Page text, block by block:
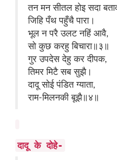
तन मन सीतल होइ सदा
जिहि पँथ पहुँचै पारा।
भूल न परै उलट नहिं आवै,
सो कुछ करहु बिचारा॥३॥
गुर उपदेस देहु कर दीपक,
तिमर मिटै सब सुझै।
दादू सोई पंडित ग्याता,
राम-मिलनकी बूझै॥४॥
दादू के दोहे-